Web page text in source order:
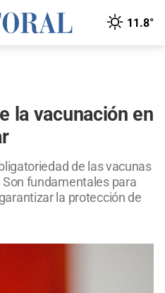
11.8°
la vacunación en
de las vacunas
Son fundamentales para
la protección de